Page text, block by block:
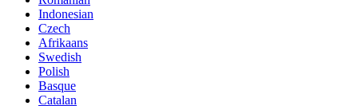
Indonesian
Czech
Afrikaans
Swedish
Polish
Basque
Catalan